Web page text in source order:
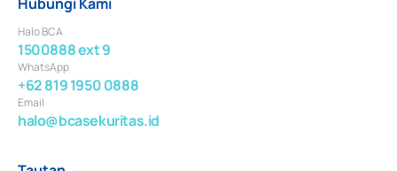
Halo BCA
1500888 ext 9
WhatsApp
+62 819 1950 0888
Email
halo@bcasekuritas.id